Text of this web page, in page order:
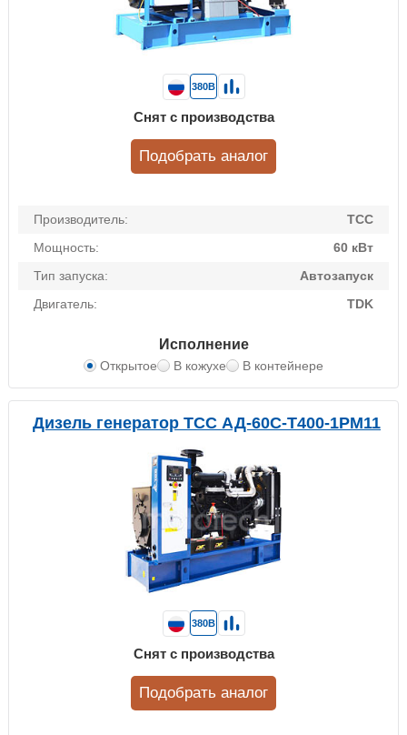
Производитель:
ТСС
Мощность:
60 кВт
Тип запуска:
Автозапуск
Двигатель:
TDK
Исполнение
Открытое В кожухе В контейнере
380В
Снят с производства
Подобрать аналог
Дизель генератор ТСС АД-60С-Т400-1РМ11
380В
Снят с производства
Подобрать аналог